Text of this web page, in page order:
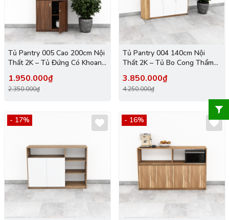
Tủ Pantry 005 Cao 200cm Nội
Thất 2K – Tủ Đứng Có Khoang
1.950.000₫
2.350.000₫
Tủ Pantry 004 140cm Nội
Thất 2K – Tủ Bo Cong Thẩm
3.850.000₫
4.250.000₫
- 17% - 16%